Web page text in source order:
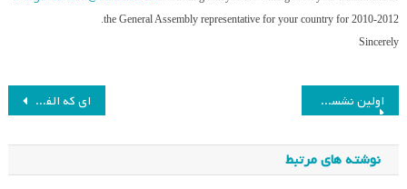
the General Assembly representative for your country for 2010-2012.
Sincerely
راهبری
نوشته
ای که الفبای زندگی را از سرچشمه نگاهت آموختم اولین نشست علمی ماهانه انجمن در سال ۱۳۸۹
نوشته های مرتبط